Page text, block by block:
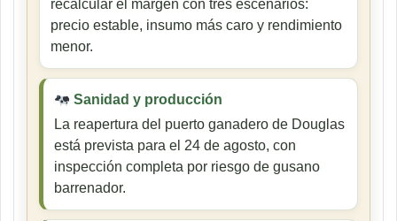
recalcular el margen con tres escenarios:
precio estable, insumo más caro y rendimiento
menor.
Sanidad y producción
La reapertura del puerto ganadero de Douglas
está prevista para el 24 de agosto, con
inspección completa por riesgo de gusano
barrenador.